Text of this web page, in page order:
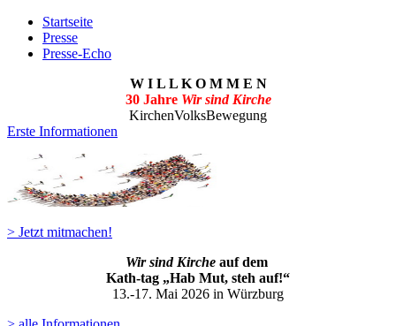
Startseite
Presse
Presse-Echo
W I L L K O M M E N
30 Jahre Wir sind Kirche
KirchenVolksBewegung
Erste Informationen
> Jetzt mitmachen!
Wir sind Kirche auf dem
Kath-tag „Hab Mut, steh auf!“
13.-17. Mai 2026 in Würzburg